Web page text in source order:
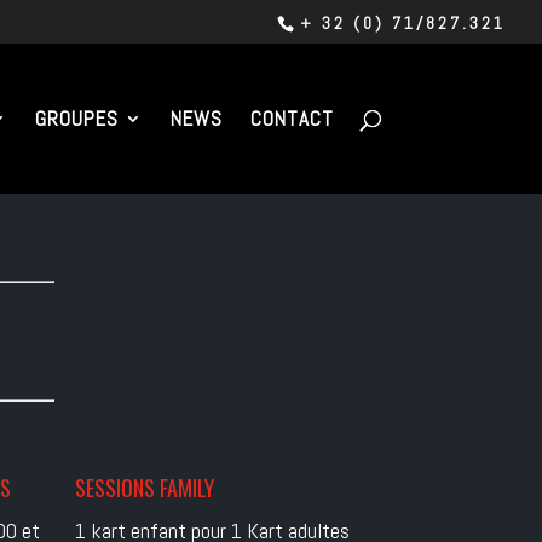
+ 32 (0) 71/827.321
GROUPES NEWS CONTACT
et
SESSIONS FAMILY
1 kart enfant pour 1 Kart adultes